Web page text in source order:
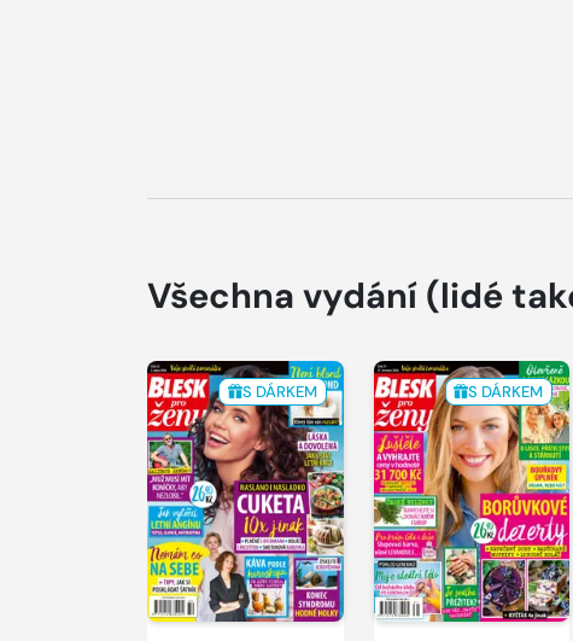
Všechna vydání (lidé
S DÁRKEM S DÁRKEM